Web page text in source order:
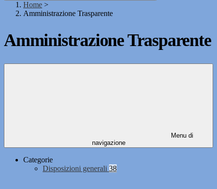
Home >
Amministrazione Trasparente
Amministrazione Trasparente
Menu di
navigazione
Categorie
Disposizioni generali 38